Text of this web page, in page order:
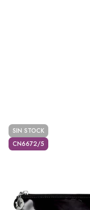
SIN STOCK
CN6672/5